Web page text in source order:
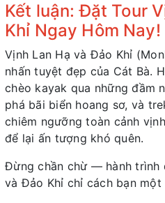
Kết luận: Đặt Tour
Khỉ Ngay Hôm Nay!
Vịnh Lan Hạ và Đảo Khỉ
nhấn tuyệt đẹp của Cát Bà.
chèo kayak qua những đầm
phá bãi biển hoang sơ, và
chiêm ngưỡng toàn cảnh
để lại ấn tượng khó quên.
Đừng chần chừ — hành trình
và Đảo Khỉ chỉ cách bạn một